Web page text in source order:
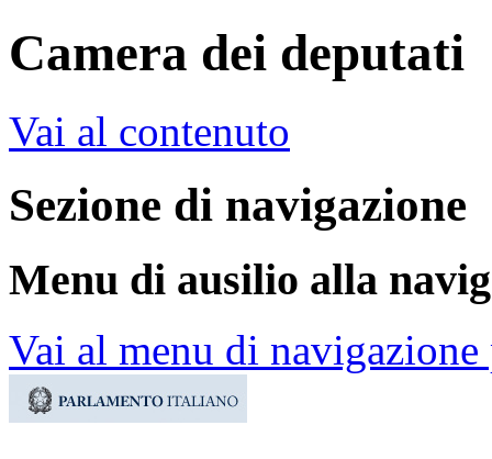
Camera dei deputati
Vai al contenuto
Sezione di navigazione
Menu di ausilio alla
Vai al menu di